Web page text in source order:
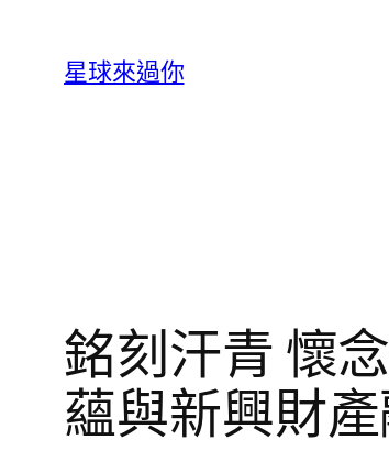
星球來過你
銘刻汗青 懷
蘊與新興財